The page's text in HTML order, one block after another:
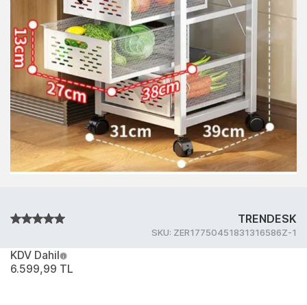
TRENDESK
SKU: ZER17750451831316586Z-1
KDV Dahil
6.599,99 TL